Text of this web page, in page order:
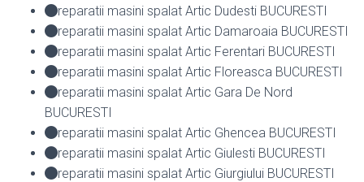
reparatii masini spalat Artic Dudesti BUCURESTI
reparatii masini spalat Artic Damaroaia BUCURESTI
reparatii masini spalat Artic Ferentari BUCURESTI
reparatii masini spalat Artic Floreasca BUCURESTI
reparatii masini spalat Artic Gara De Nord
BUCURESTI
reparatii masini spalat Artic Ghencea BUCURESTI
reparatii masini spalat Artic Giulesti BUCURESTI
reparatii masini spalat Artic Giurgiului BUCURESTI